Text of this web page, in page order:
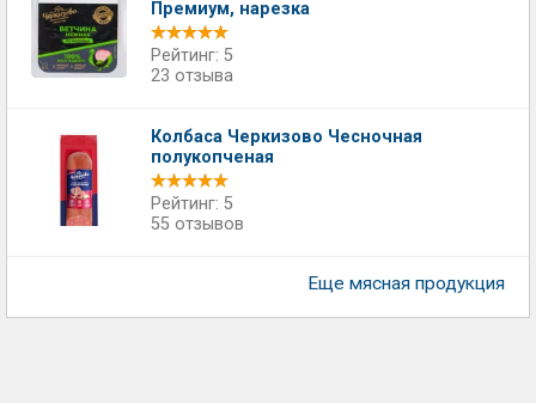
Премиум, нарезка
Рейтинг: 5
23 отзыва
Колбаса Черкизово Чесночная
полукопченая
Рейтинг: 5
55 отзывов
Еще мясная продукция